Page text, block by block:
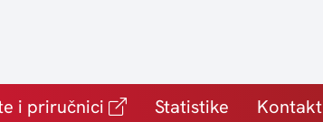
i priručnici (vanjska poveznica)
Statistike Kontakt